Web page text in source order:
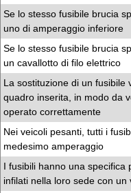
Se lo stesso fusibile brucia
uno di amperaggio inferiore
Se lo stesso fusibile brucia
un cavallotto di filo elettrico
La sostituzione di un fusibile
quadro inserita, in modo da
operato correttamente
Nei veicoli pesanti, tutti i
medesimo amperaggio
I fusibili hanno una specifica
infilati nella loro sede con un